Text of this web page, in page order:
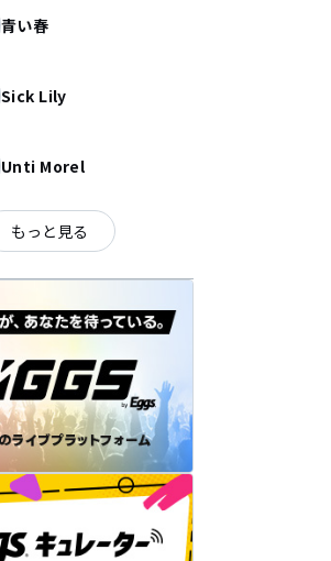
青い春
Sick Lily
Unti Morel
もっと見る